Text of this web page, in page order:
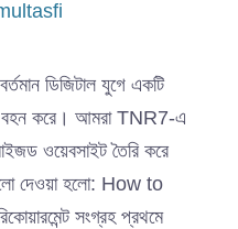
ডিজিটাল যুগে একটি
বহন করে। আমরা TNR7-এ
ওয়েবসাইট তৈরি করে
দেওয়া হলো: How to
সংগ্রহ প্রথমে